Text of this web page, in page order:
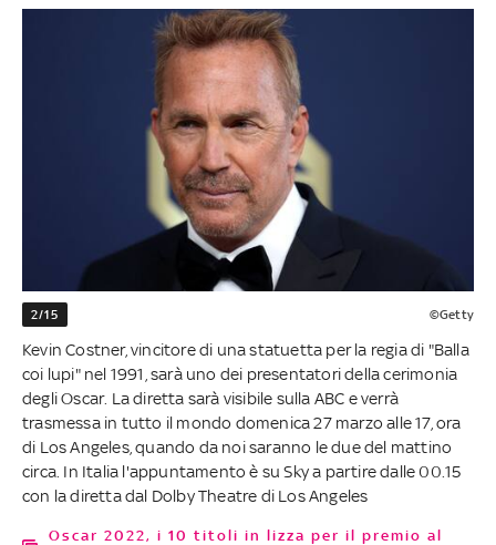
2/15 ©Getty
Kevin Costner, vincitore di una statuetta per la regia di "Balla
coi lupi" nel 1991, sarà uno dei presentatori della cerimonia
degli Oscar. La diretta sarà visibile sulla ABC e verrà
trasmessa in tutto il mondo domenica 27 marzo alle 17, ora
di Los Angeles, quando da noi saranno le due del mattino
circa. In Italia l'appuntamento è su Sky a partire dalle 00.15
con la diretta dal Dolby Theatre di Los Angeles
Oscar 2022, i 10 titoli in lizza per il premio al